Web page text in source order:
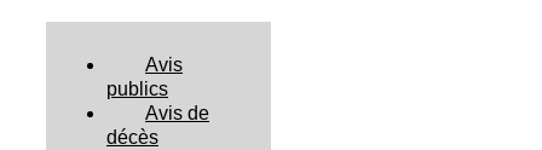
Avis
publics
Avis de
décès